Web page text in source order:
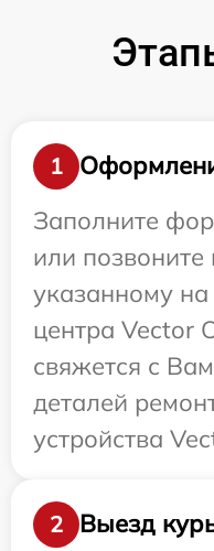
1
Заполните
или
указанному на
центра Vector
свяжется с
деталей
устройства
2 Выезд